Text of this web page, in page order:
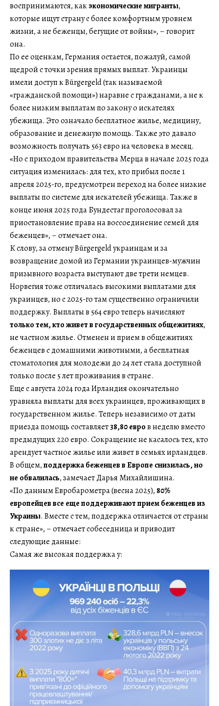
воспринимаются, как экономические мигранты,
которые ищут страну с более комфортным уровнем
жизни, а не беженцы, бегущие от войны», – говорит
она.
По ее оценкам, Германия остается, пожалуй, самой
щедрой с точки зрения прямых выплат. Украинцы
имели доступ к Bürgergeld (так называемой
«гражданской помощи») наравне с гражданами, а не к
более низким выплатам по закону о искателях
убежища. Это означало бесплатное жилье, медицину,
образование и денежную помощь. Также это давало
возможность получать 563 евро на человека в месяц.
«Но с приходом правительства Мерца в начале 2025 года
ситуация изменилась: для тех, кто прибыл после 1
апреля 2025-го, предусмотрен переход на более низкие
выплаты по системе для искателей убежища. Также в
конце июня 2025 года Бундестаг проголосовал за
приостановление права на воссоединение семей для
беженцев», – отмечает она.
К слову, за отмену Bürgergeld украинцам и за
возвращение домой из Германии украинцев-мужчин
призывного возраста выступают две трети немцев.
Норвегия тоже отличалась высокими выплатами для
украинцев, но с 2025-го там существенно ограничили
поддержку. Выплаты в 564 евро теперь начисляют
только тем, кто живет в государственных общежитиях,
не частном жилье. Отменен и прием в общежитиях
беженцев с домашними животными, а бесплатная
стоматология для молодежи до 24 лет стала доступной
только после 5 лет проживания в стране.
Еще с августа 2024 года Ирландия окончательно
уравняла выплаты для всех украинцев, проживающих в
государственном жилье. Теперь независимо от даты
приезда помощь составляет38,80 евров неделю вместо
предыдущих 220 евро. Сокращение не касалось тех, кто
арендует частное жилье или живет в семьях ирландцев.
В общем,поддержка беженцев в Европе снизилась, но
не обвалилась, замечает Дарья Михайлишина.
«По данным Евробарометра (весна 2025), 80%
европейцев все еще поддерживают прием беженцев из
Украины. Вместе с тем, поддержка отличается от страны
к стране», – отмечает собеседница и приводит
следующие данные:
Самая же высокая поддержка у: